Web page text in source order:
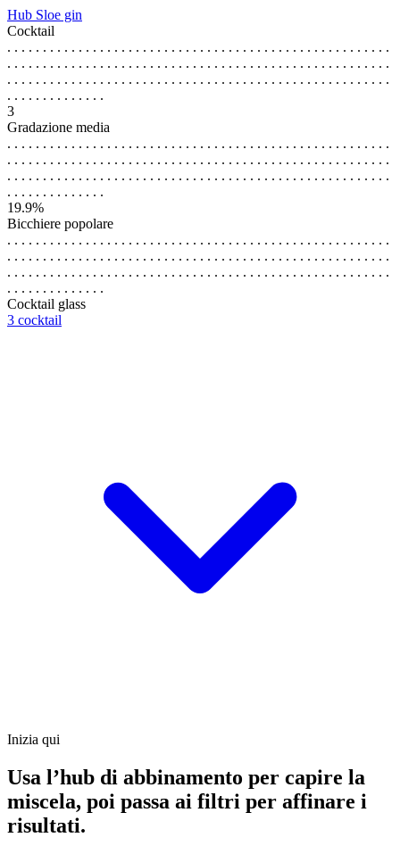
Hub Sloe gin
Cocktail
. . . . . . . . . . . . . . . . . . . . . . . . . . . . . . . . . . . . . . . . . . . . . . . . . . . . . .
. . . . . . . . . . . . . . . . . . . . . . . . . . . . . . . . . . . . . . . . . . . . . . . . . . . . . .
. . . . . . . . . . . . . . . . . . . . . . . . . . . . . . . . . . . . . . . . . . . . . . . . . . . . . .
. . . . . . . . . . . . . .
3
Gradazione media
. . . . . . . . . . . . . . . . . . . . . . . . . . . . . . . . . . . . . . . . . . . . . . . . . . . . . .
. . . . . . . . . . . . . . . . . . . . . . . . . . . . . . . . . . . . . . . . . . . . . . . . . . . . . .
. . . . . . . . . . . . . . . . . . . . . . . . . . . . . . . . . . . . . . . . . . . . . . . . . . . . . .
. . . . . . . . . . . . . .
19.9%
Bicchiere popolare
. . . . . . . . . . . . . . . . . . . . . . . . . . . . . . . . . . . . . . . . . . . . . . . . . . . . . .
. . . . . . . . . . . . . . . . . . . . . . . . . . . . . . . . . . . . . . . . . . . . . . . . . . . . . .
. . . . . . . . . . . . . . . . . . . . . . . . . . . . . . . . . . . . . . . . . . . . . . . . . . . . . .
. . . . . . . . . . . . . .
Cocktail glass
3 cocktail
Inizia qui
Usa l’hub di abbinamento per capire la
miscela, poi passa ai filtri per affinare i
risultati.